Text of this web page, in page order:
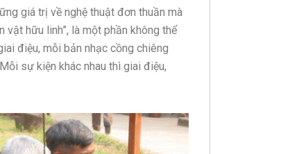
giá trị về nghệ thuật đơn thuần mà
vật hữu linh”, là một phần không thể
điệu, mỗi bản nhạc cồng chiêng
sự kiện khác nhau thì giai điệu,